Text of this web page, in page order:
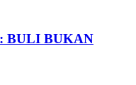
BULI BUKAN